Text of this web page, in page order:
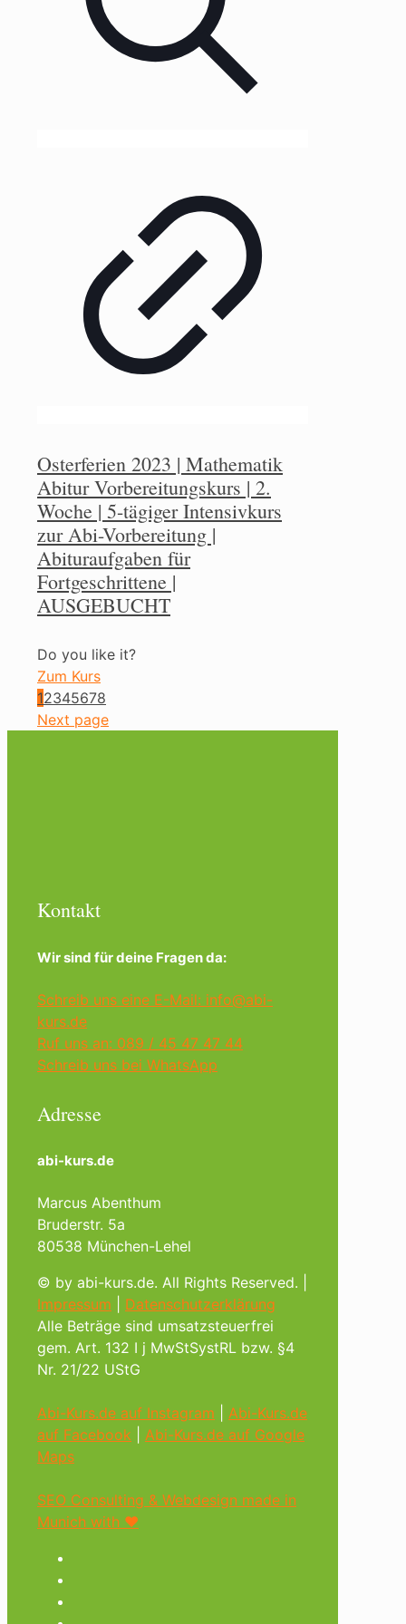
Osterferien 2023 | Mathematik
Abitur Vorbereitungskurs | 2.
Woche | 5-tägiger Intensivkurs
zur Abi-Vorbereitung |
Abituraufgaben für
Fortgeschrittene |
AUSGEBUCHT
Do you like it?
Zum Kurs
12345678
Next page
Kontakt
Wir sind für deine Fragen da:
Schreib uns eine E-Mail: info@abi-
kurs.de
Ruf uns an: 089 / 45 47 47 44
Schreib uns bei WhatsApp
Adresse
abi-kurs.de
Marcus Abenthum
Bruderstr. 5a
80538 München-Lehel
© by abi-kurs.de. All Rights Reserved. |
Impressum
Datenschutzerklärung
Alle Beträge sind umsatzsteuerfrei
gem. Art. 132 I j MwStSystRL bzw. §4
Nr. 21/22 UStG
Abi-Kurs.de auf Instagram
Abi-Kurs.de
auf Facebook
Abi-Kurs.de auf Google
Maps
SEO Consulting & Webdesign made in
Munich with ♥︎